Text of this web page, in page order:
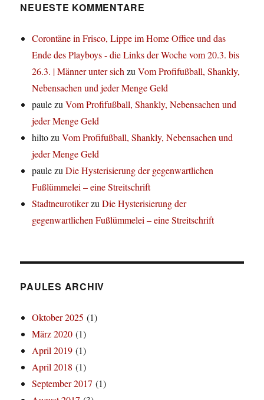
NEUESTE KOMMENTARE
Corontäne in Frisco, Lippe im Home Office und das
Ende des Playboys - die Links der Woche vom 20.3. bis
26.3. | Männer unter sichzuVom Profifußball, Shankly,
Nebensachen und jeder Menge Geld
paulezuVom Profifußball, Shankly, Nebensachen und
jeder Menge Geld
hiltozuVom Profifußball, Shankly, Nebensachen und
jeder Menge Geld
paulezuDie Hysterisierung der gegenwartlichen
Fußlümmelei – eine Streitschrift
StadtneurotikerzuDie Hysterisierung der
gegenwartlichen Fußlümmelei – eine Streitschrift
PAULES ARCHIV
Oktober 2025 (1)
März 2020 (1)
April 2019 (1)
April 2018 (1)
September 2017 (1)